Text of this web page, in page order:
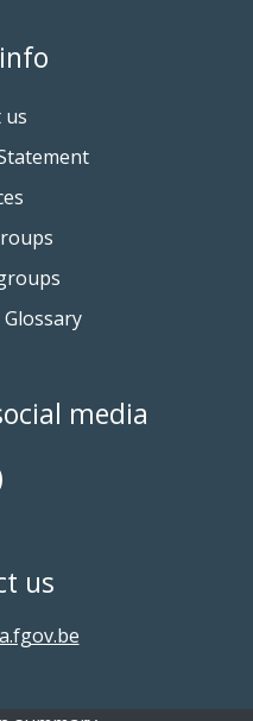
us
media
us